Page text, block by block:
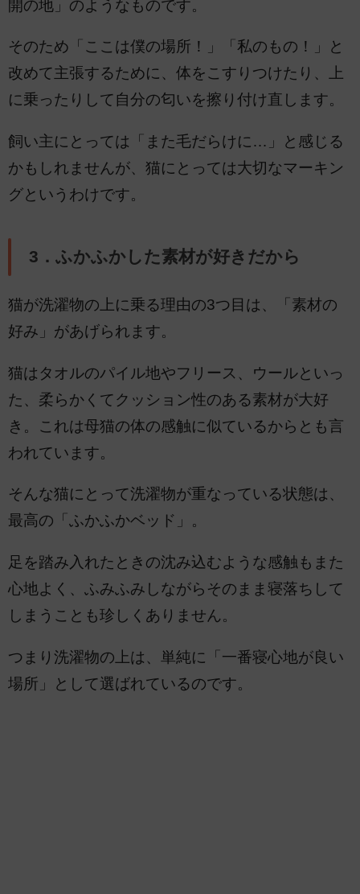
開の地」のようなものです。
そのため「ここは僕の場所！」「私のもの！」と
改めて主張するために、体をこすりつけたり、上
に乗ったりして自分の匂いを擦り付け直します。
飼い主にとっては「また毛だらけに…」と感じる
かもしれませんが、猫にとっては大切なマーキン
グというわけです。
3．ふかふかした素材が好きだから
猫が洗濯物の上に乗る理由の3つ目は、「素材の
好み」があげられます。
猫はタオルのパイル地やフリース、ウールといっ
た、柔らかくてクッション性のある素材が大好
き。これは母猫の体の感触に似ているからとも言
われています。
そんな猫にとって洗濯物が重なっている状態は、
最高の「ふかふかベッド」。
足を踏み入れたときの沈み込むような感触もまた
心地よく、ふみふみしながらそのまま寝落ちして
しまうことも珍しくありません。
つまり洗濯物の上は、単純に「一番寝心地が良い
場所」として選ばれているのです。